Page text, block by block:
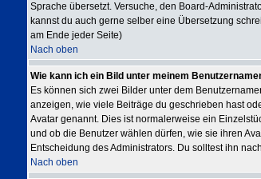
Sprache übersetzt. Versuche, den Board-
kannst du auch gerne selber eine Übersetzung
am Ende jeder Seite)
Nach oben
Wie kann ich ein Bild unter meinem
Es können sich zwei Bilder unter dem
anzeigen, wie viele Beiträge du geschrieben hast
Avatar genannt. Dies ist normalerweise ein
und ob die Benutzer wählen dürfen, wie sie ihren
Entscheidung des Administrators. Du solltest ihn
Nach oben